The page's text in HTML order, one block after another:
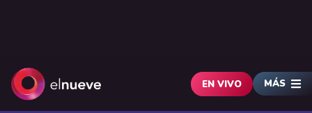
EN VIVO MÁS